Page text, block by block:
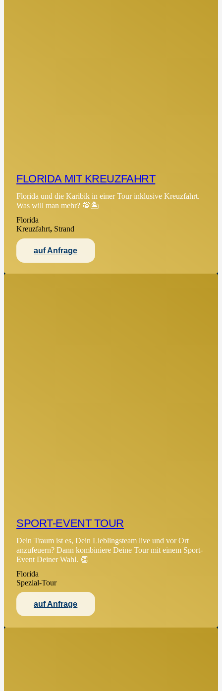
FLORIDA MIT KREUZFAHRT
Florida und die Karibik in einer Tour inklusive Kreuzfahrt.
Was will man mehr? 💯🏝
Florida
Kreuzfahrt, Strand
auf Anfrage
SPORT-EVENT TOUR
Dein Traum ist es, Dein Lieblingsteam live und vor Ort
anzufeuern? Dann kombiniere Deine Tour mit einem Sport-
Event Deiner Wahl. 👏
Florida
Spezial-Tour
auf Anfrage